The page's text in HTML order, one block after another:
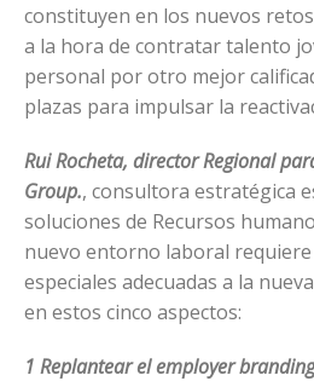
constituyen en los nuevos
a la hora de contratar talento
personal por otro mejor
plazas para impulsar la
Rui Rocheta, director Regional
Group., consultora estratégica
soluciones de Recursos
nuevo entorno laboral
especiales adecuadas a la
en estos cinco aspectos:
1 Replantear el employer